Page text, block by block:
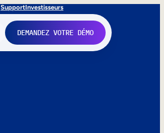
SupportInvestisseurs
DEMANDEZ VOTRE DÉMO